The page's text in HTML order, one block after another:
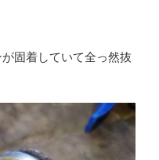
固着していて全っ然抜